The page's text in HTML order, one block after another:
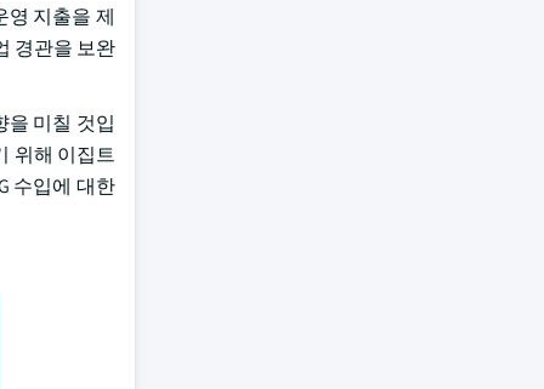
영 지출을 제
경관을 보완
을 미칠 것입
위해 이집트
수입에 대한